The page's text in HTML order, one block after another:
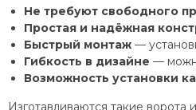
Не требуют свободного
Простая и надёжная
Быстрый монтаж —
Гибкость в дизайне —
Возможность установки
Изготавливаются такие ворота